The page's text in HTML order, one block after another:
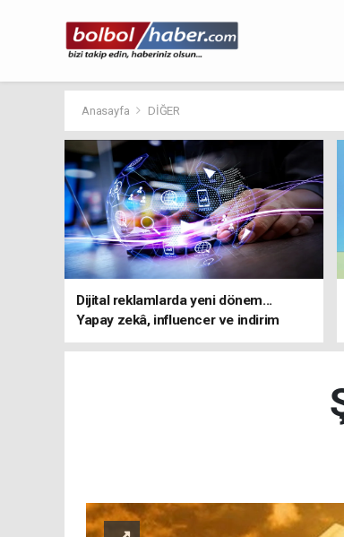
Anasayfa DİĞER
Dijital reklamlarda yeni dönem...
Yapay zekâ, influencer ve indirim
kampanyalarına sıkı kurallar